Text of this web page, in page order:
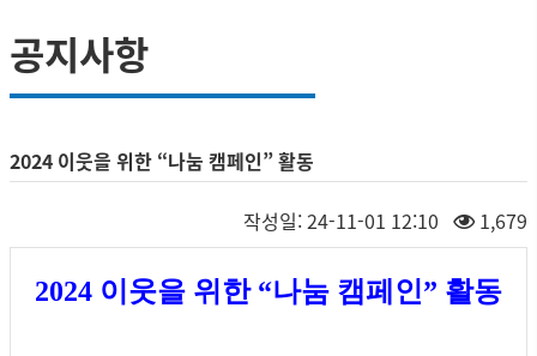
공지사항
2024 이웃을 위한 “나눔 캠페인” 활동
작성일:24-11-01 12:10 1,679
2024 이웃을 위한 “나눔 캠페인” 활동